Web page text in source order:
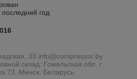
год
33 info@compressor.by
склад: Гомельская обл. г.
73, Минск, Беларусь